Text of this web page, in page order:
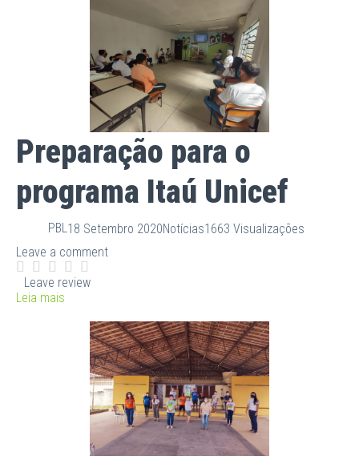
Preparação para o
programa Itaú Unicef
PBL 18 Setembro 2020Notícias1663 Visualizações
Leave a comment
Leave review
Leia mais